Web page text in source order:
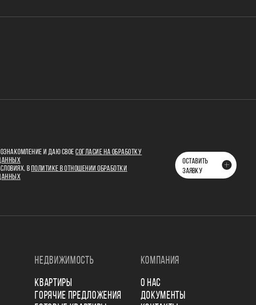
И ДАЮ СВОЕСОГЛАСИЕ НА ОБРАБОТКУ
В
ПОЛИТИКЕ В ОТНОШЕНИИ ОБРАБОТКИ
ОСТАВИТЬ
ЗАЯВКУ
НЕДВИЖИМОСТЬ
КВАРТИРЫ
ГОРЯЧИЕ ПРЕДЛОЖЕНИЯ
КОМПАНИЯ
О НАС
ДОКУМЕНТЫ